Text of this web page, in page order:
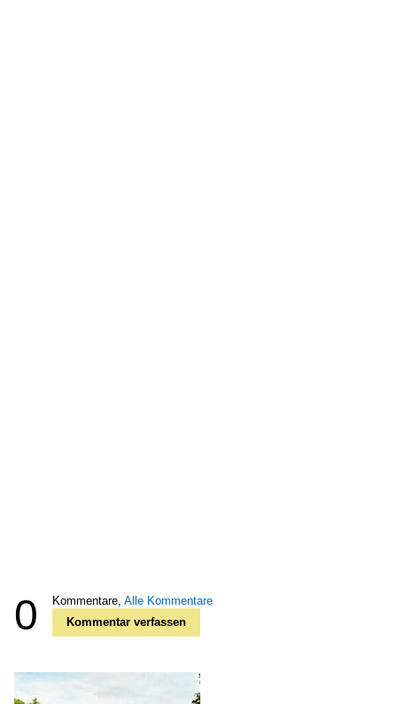
0 Kommentare, Alle Kommentare
Kommentar verfassen